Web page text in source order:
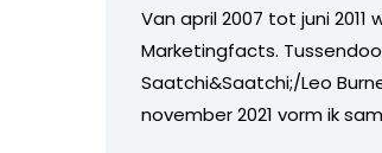
Van april 2007 tot juni
Marketingfacts.
Saatchi&Saatchi;/Leo
november 2021 vorm ik